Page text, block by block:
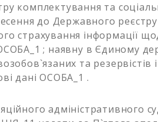
комплектування та
до Державного
страхування інформації
; наявну в Єдиному
та
дані ОСОБА_1 .
адміністративного